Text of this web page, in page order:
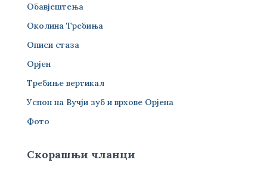
Обавјештења
Околина Требиња
Описи стаза
Орјен
Требиње вертикал
Успон на Вучји зуб и врхове Орјена
Фото
Скорашњи чланци